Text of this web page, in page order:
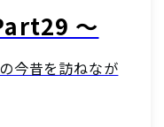
〜
今昔を訪ねなが